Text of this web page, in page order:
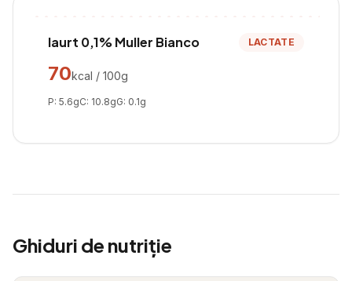
Iaurt 0,1% Muller Bianco LACTATE
70kcal / 100g
P: 5.6gC: 10.8gG: 0.1g
Ghiduri de nutriție